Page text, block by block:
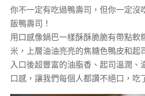
你不一定有吃過鴨壽司，但你一定沒
飯鴨壽司！
用口感像鍋巴一樣酥酥脆脆有帶點軟
米，上層油油亮亮的焦糖色鴨皮和起
入口後超豐富的油脂香、起司溫潤、
口感，讓我們每個人都讚不絕口，